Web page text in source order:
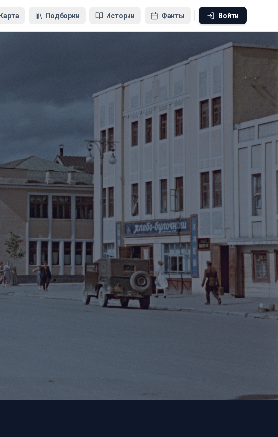
Карта Подборки Истории Факты Войти